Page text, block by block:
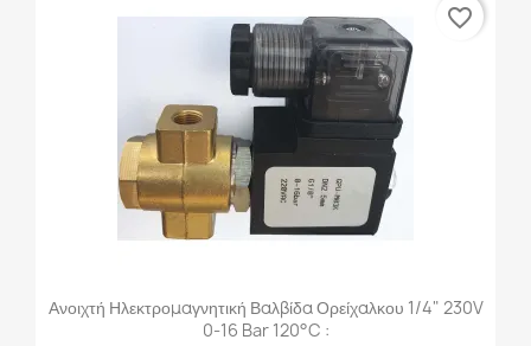
Ανοιχτή Ηλεκτρομαγνητική Βαλβίδα Ορείχαλκου 1/4" 230V
0-16 Bar 120°C :
favorite_border